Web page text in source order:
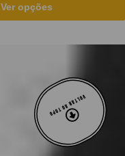
Ver opções
VOLTAR AO TOPO